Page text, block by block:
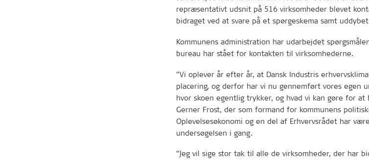
repræsentativt udsnit på 516 virksomheder blevet
bidraget ved at svare på et spørgeskema samt
Kommunens administration har udarbejdet
bureau har stået for kontakten til virksomhederne.
”Vi oplever år efter år, at Dansk Industris
placering, og derfor har vi nu gennemført vores egen
hvor skoen egentlig trykker, og hvad vi kan gøre for
Gerner Frost, der som formand for kommunens
Oplevelsesøkonomi og en del af Erhvervsrådet har
undersøgelsen i gang.
”Jeg vil sige stor tak til alle de virksomheder, der har